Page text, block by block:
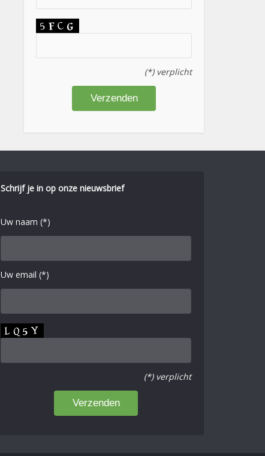
(*) verplicht
Schrijf je in op onze nieuwsbrief
Uw naam (*)
Uw email (*)
(*) verplicht